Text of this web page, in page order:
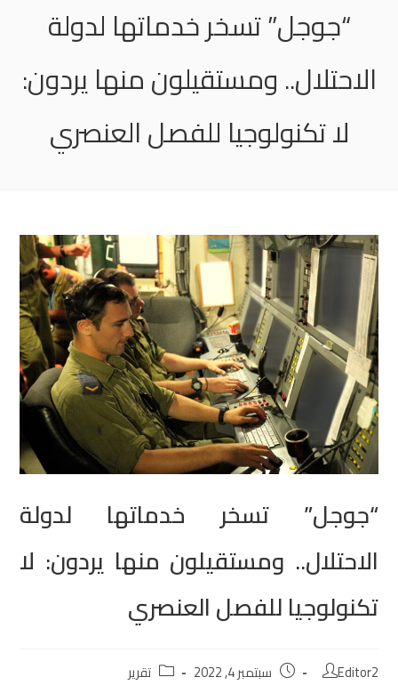
“جوجل” تسخر خدماتها لدولة
الاحتلال.. ومستقيلون منها يردون:
لا تكنولوجيا للفصل العنصري
“جوجل” تسخر خدماتها لدولة
الاحتلال.. ومستقيلون منها يردون: لا
تكنولوجيا للفصل العنصري
Editor2 سبتمبر 4, 2022 تقرير